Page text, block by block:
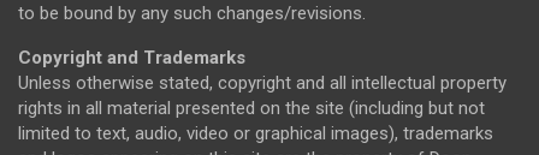
to be bound by any such changes/revisions.
Copyright and Trademarks
Unless otherwise stated, copyright and all intellectual property
rights in all material presented on the site (including but not
limited to text, audio, video or graphical images), trademarks